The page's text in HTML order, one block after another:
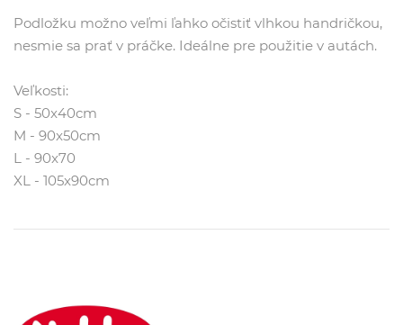
Podložku možno veľmi ľahko očistiť vlhkou handričkou,
nesmie sa prať v práčke. Ideálne pre použitie v autách.
Veľkosti:
S - 50x40cm
M - 90x50cm
L - 90x70
XL - 105x90cm